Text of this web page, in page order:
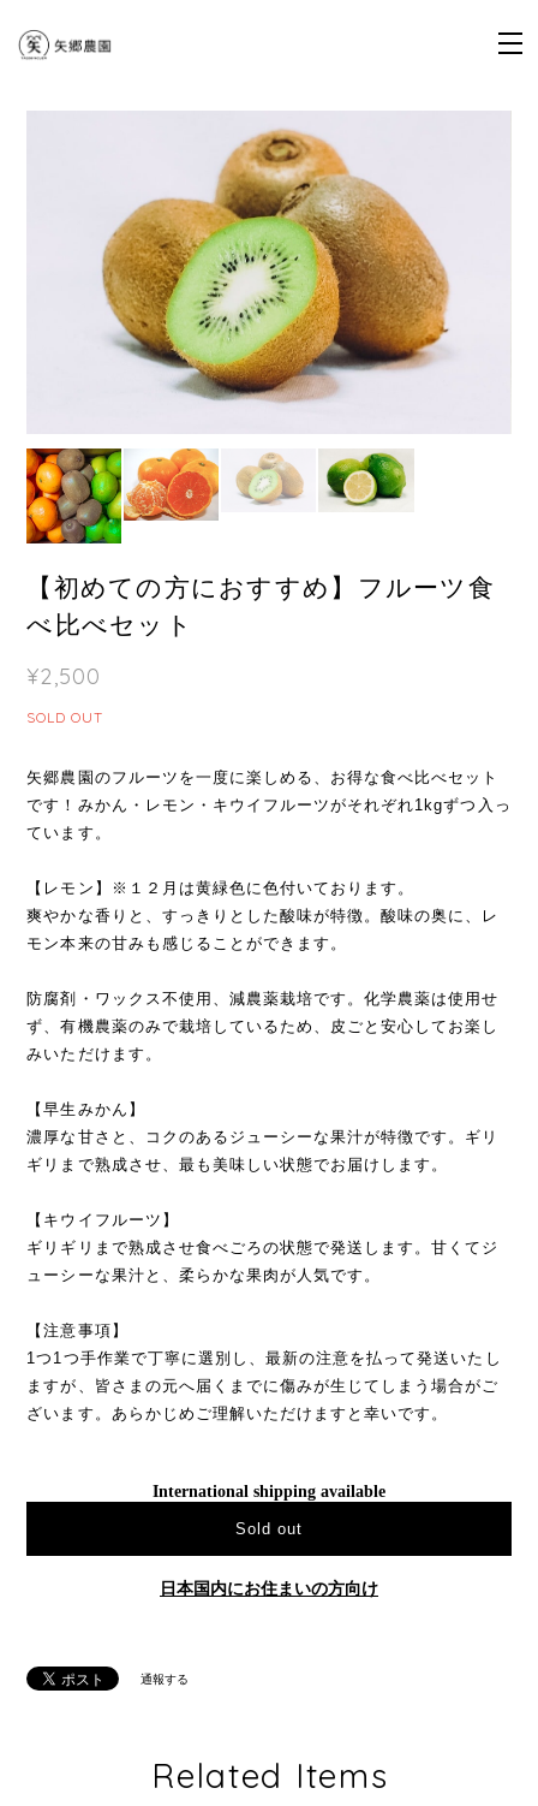
【初めての方におすすめ】フルーツ食
べ比べセット
¥2,500
SOLD OUT
矢郷農園のフルーツを一度に楽しめる、お得な食べ比べセット
です！みかん・レモン・キウイフルーツがそれぞれ1kgずつ入っ
ています。
【レモン】※１２月は黄緑色に色付いております。
爽やかな香りと、すっきりとした酸味が特徴。酸味の奥に、レ
モン本来の甘みも感じることができます。
防腐剤・ワックス不使用、減農薬栽培です。化学農薬は使用せ
ず、有機農薬のみで栽培しているため、皮ごと安心してお楽し
みいただけます。
【早生みかん】
濃厚な甘さと、コクのあるジューシーな果汁が特徴です。ギリ
ギリまで熟成させ、最も美味しい状態でお届けします。
【キウイフルーツ】
ギリギリまで熟成させ食べごろの状態で発送します。甘くてジ
ューシーな果汁と、柔らかな果肉が人気です。
【注意事項】
1つ1つ手作業で丁寧に選別し、最新の注意を払って発送いたし
ますが、皆さまの元へ届くまでに傷みが生じてしまう場合がご
ざいます。あらかじめご理解いただけますと幸いです。
International shipping available
Sold out
日本国内にお住まいの方向け
通報する
Related Items